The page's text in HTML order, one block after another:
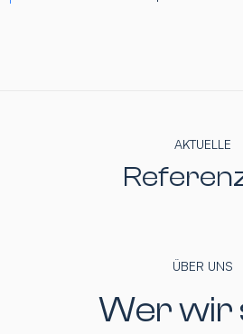
AKTUELLE
ÜBER UNS
Wer wir